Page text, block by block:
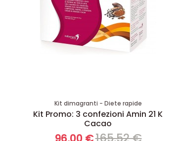
Kit dimagranti - Diete rapide
Kit Promo: 3 confezioni Amin 21 K
Cacao